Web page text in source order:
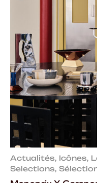
Actualités, Icônes,
Selections,